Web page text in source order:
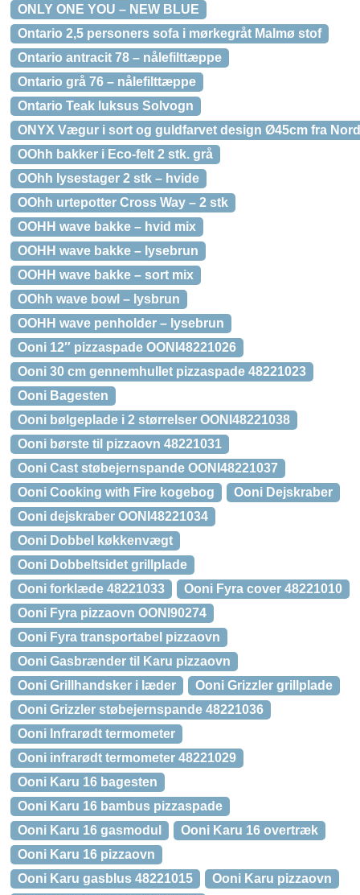
ONLY ONE YOU – NEW BLUE
Ontario 2,5 personers sofa i mørkegråt Malmø stof
Ontario antracit 78 – nålefilttæppe
Ontario grå 76 – nålefilttæppe
Ontario Teak luksus Solvogn
ONYX Vægur i sort og guldfarvet design Ø45cm fra
OOhh bakker i Eco-felt 2 stk. grå
OOhh lysestager 2 stk – hvide
OOhh urtepotter Cross Way – 2 stk
OOHH wave bakke – hvid mix
OOHH wave bakke – lysebrun
OOHH wave bakke – sort mix
OOhh wave bowl – lysbrun
OOHH wave penholder – lysebrun
Ooni 12″ pizzaspade OONI48221026
Ooni 30 cm gennemhullet pizzaspade 48221023
Ooni Bagesten
Ooni bølgeplade i 2 størrelser OONI48221038
Ooni børste til pizzaovn 48221031
Ooni Cast støbejernspande OONI48221037
Ooni Cooking with Fire kogebog
Ooni Dejskraber
Ooni dejskraber OONI48221034
Ooni Dobbel køkkenvægt
Ooni Dobbeltsidet grillplade
Ooni forklæde 48221033
Ooni Fyra cover 48221010
Ooni Fyra pizzaovn OONI90274
Ooni Fyra transportabel pizzaovn
Ooni Gasbrænder til Karu pizzaovn
Ooni Grillhandsker i læder
Ooni Grizzler grillplade
Ooni Grizzler støbejernspande 48221036
Ooni Infrarødt termometer
Ooni infrarødt termometer 48221029
Ooni Karu 16 bagesten
Ooni Karu 16 bambus pizzaspade
Ooni Karu 16 gasmodul
Ooni Karu 16 overtræk
Ooni Karu 16 pizzaovn
Ooni Karu gasblus 48221015
Ooni Karu pizzaovn